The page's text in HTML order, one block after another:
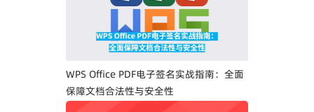
WPS Office PDF电子签名实战指南：全面
保障文档合法性与安全性